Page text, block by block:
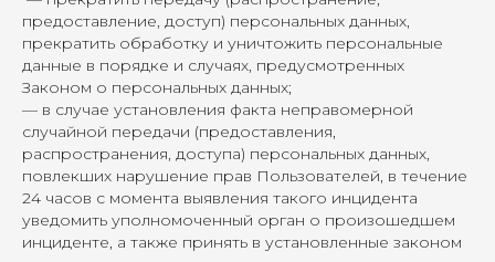
предоставление, доступ) персональных данных,
прекратить обработку и уничтожить персональные
данные в порядке и случаях, предусмотренных
Законом о персональных данных;
— в случае установления факта неправомерной
случайной передачи (предоставления,
распространения, доступа) персональных данных,
повлекших нарушение прав Пользователей, в течение
24 часов с момента выявления такого инцидента
уведомить уполномоченный орган о произошедшем
инциденте, а также принять в установленные законом